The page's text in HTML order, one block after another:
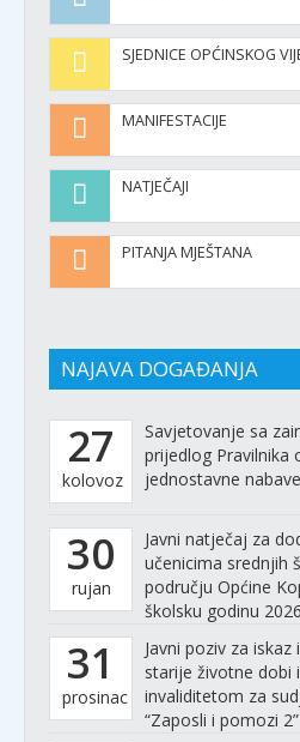
SJEDNICE OPĆINSKOG
MANIFESTACIJE
NATJEČAJI
PITANJA MJEŠTANA
NAJAVA DOGAĐANJA
27
kolovoz
Savjetovanje sa
prijedlog Pravilnika
jednostavne nabave
30
rujan
Javni natječaj za
učenicima srednjih
području Općine
školsku godinu
31
prosinac
Javni poziv za
starije životne dobi
invaliditetom za
“Zaposli i pomozi 2”